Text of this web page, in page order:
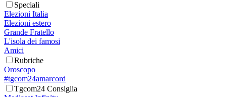
Speciali
Elezioni Italia
Elezioni estero
Grande Fratello
L'isola dei famosi
Amici
Rubriche
Oroscopo
#tgcom24amarcord
Tgcom24 Consiglia